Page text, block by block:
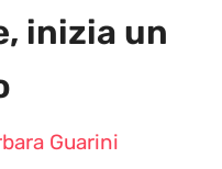
inizia un
Guarini